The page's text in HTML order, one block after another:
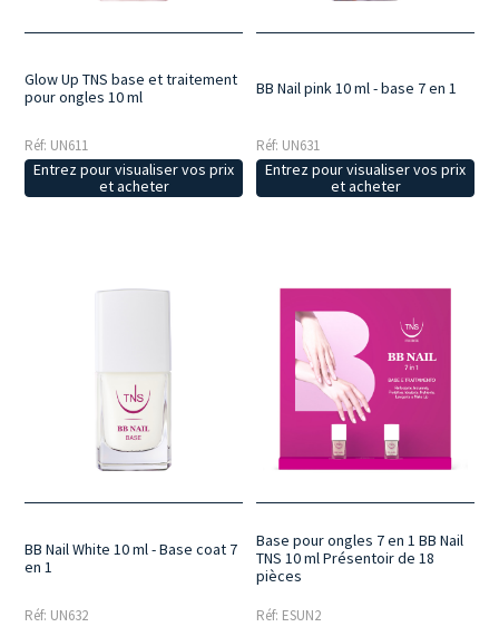
Glow Up TNS base et traitement
pour ongles 10 ml
Réf: UN611
Entrez pour visualiser vos prix
et acheter
BB Nail pink 10 ml - base 7 en 1
Réf: UN631
Entrez pour visualiser vos prix
et acheter
BB Nail White 10 ml - Base coat 7
en 1
Réf: UN632
Base pour ongles 7 en 1 BB Nail
TNS 10 ml Présentoir de 18
pièces
Réf: ESUN2